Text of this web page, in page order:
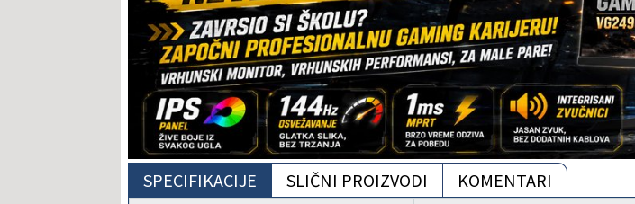
SPECIFIKACIJE SLIČNI PROIZVODI KOMENTARI